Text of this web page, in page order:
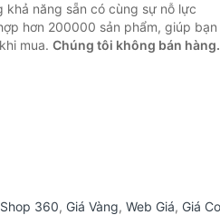
năng sẵn có cùng sự nỗ lực
hơn 200000 sản phẩm, giúp bạn
mua. Chúng tôi không bán hàng.
360, Giá Vàng, Web Giá, Giá